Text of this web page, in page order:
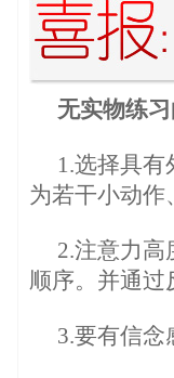
无实物练习
1.选择具
为若干小动作
2.注意力
顺序。并通过
3.要有信